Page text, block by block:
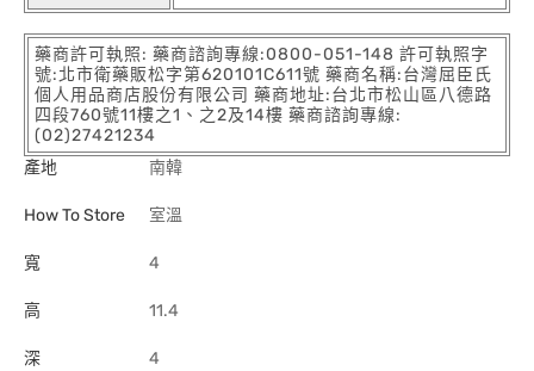
藥商許可執照: 藥商諮詢專線:0800-051-148 許可執照字
號:北市衛藥販松字第620101C611號 藥商名稱:台灣屈臣氏
個人用品商店股份有限公司 藥商地址:台北市松山區八德路
四段760號11樓之1、之2及14樓 藥商諮詢專線:
(02)27421234
產地
南韓
How To Store 室溫
寬 4
高 11.4
深 4